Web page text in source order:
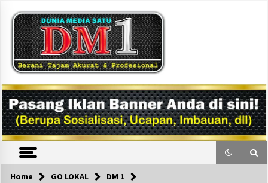
content
DM1
Home GO LOKAL DM 1